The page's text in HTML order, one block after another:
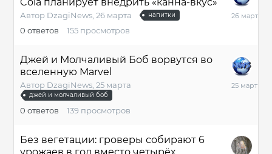
Автор DzagiNews 26 марта напитки
0 ответов 155 просмотров
26
Джей и Молчаливый Боб ворвутся во
вселенную Marvel
Автор DzagiNews 25 марта
джей и молчаливый боб
0 ответов 139 просмотров
25
марта
Без вегетации: гроверы собирают 6